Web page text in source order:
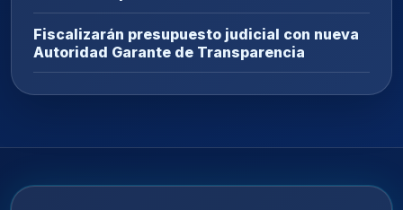
Fiscalizarán presupuesto judicial con nueva
Autoridad Garante de Transparencia